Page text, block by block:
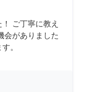
ご丁寧に教え
会がありました
。